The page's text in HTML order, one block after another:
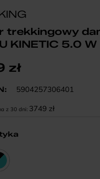
trekkingowy
KINETIC 5.0 W
zł
5904257306401
z 30 dni: 3749 zł